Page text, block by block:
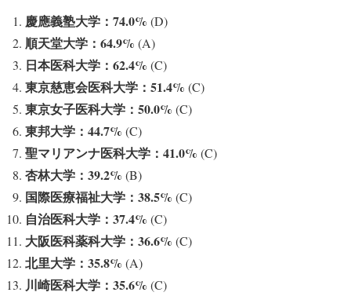
慶應義塾大学：74.0% (D)
順天堂大学：64.9% (A)
日本医科大学：62.4% (C)
東京慈恵会医科大学：51.4% (C)
東京女子医科大学：50.0% (C)
東邦大学：44.7% (C)
聖マリアンナ医科大学：41.0% (C)
杏林大学：39.2% (B)
国際医療福祉大学：38.5% (C)
自治医科大学：37.4% (C)
大阪医科薬科大学：36.6% (C)
北里大学：35.8% (A)
川崎医科大学：35.6% (C)